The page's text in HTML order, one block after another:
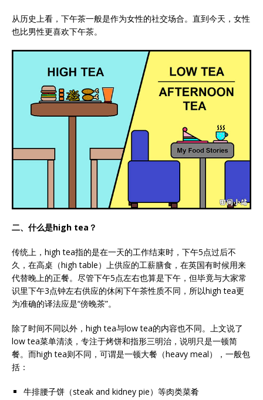
从历史上看，下午茶一般是作为女性的社交场合。直到今天，女性
也比男性更喜欢下午茶。
二、什么是high tea？
传统上，high tea指的是在一天的工作结束时，下午5点过后不
久，在高桌（high table）上供应的工薪膳食，在英国有时候用来
代替晚上的正餐。尽管下午5点左右也算是下午，但毕竟与大家常
识里下午3点钟左右供应的休闲下午茶性质不同，所以high tea更
为准确的译法应是“傍晚茶”。
除了时间不同以外，high tea与low tea的内容也不同。上文说了
low tea菜单清淡，专注于烤饼和指形三明治，说明只是一顿简
餐。而high tea则不同，可谓是一顿大餐（heavy meal），一般包
括：
牛排腰子饼（steak and kidney pie）等肉类菜肴